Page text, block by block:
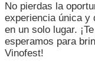
No pierdas la
experiencia única y
en un solo lugar.
esperamos para
Vinofest!